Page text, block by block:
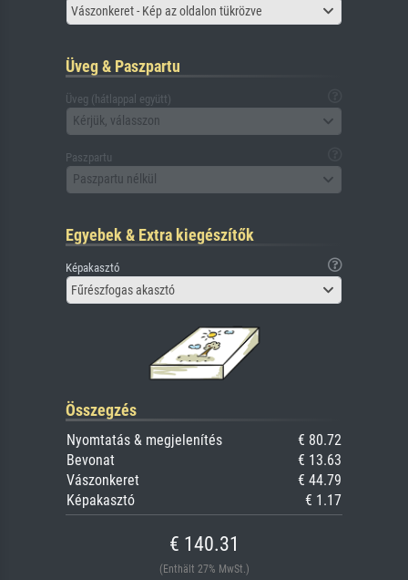
Vászonkeret - Kép az oldalon tükrözve
Üveg & Paszpartu
Üveg (hátlappal együtt)
Kérjük, válasszon
Paszpartu
Paszpartu nélkül
Egyebek & Extra kiegészítők
Képakasztó
Fűrészfogas akasztó
Összegzés
Nyomtatás & megjelenítés
€ 80.72
Bevonat
€ 13.63
Vászonkeret
€ 44.79
Képakasztó
€ 1.17
€ 140.31
(Enthält 27% MwSt.)